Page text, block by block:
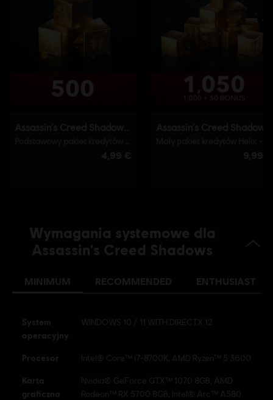
registered or unregistered trademarks of Ubisoft
Entertainment in the US and/or other countries.
Wymagania systemowe dla
Assassin's Creed Shadows
MINIMUM RECOMMENDED ENTHUSIAST
System
operacyjny
WINDOWS 10 / 11 WITH DIRECTX 12
Procesor Intel® Core™ i7-8700K, AMD Ryzen™ 5 3600
Karta
graficzna
Nvidia® GeForce GTX™ 1070 8GB, AMD
Radeon™ RX 5700 8GB, Intel® Arc™ A580